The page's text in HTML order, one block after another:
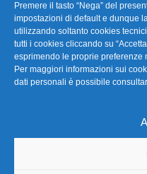
Premere il tasto “Nega” del
impostazioni di default e dunque
utilizzando soltanto cookies
tutti i cookies cliccando su
esprimendo le proprie preferenze
Per maggiori informazioni sui
dati personali è possibile
Link Utili
TG
Privacy &